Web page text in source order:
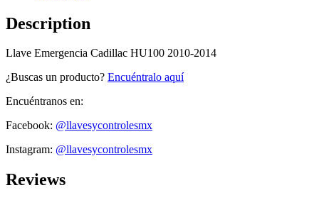
Description
Llave Emergencia Cadillac HU100 2010-2014
¿Buscas un producto? Encuéntralo aquí
Encuéntranos en:
Facebook: @llavesycontrolesmx
Instagram: @llavesycontrolesmx
Reviews